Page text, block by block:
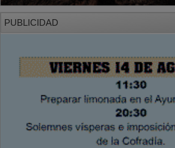
PUBLICIDAD